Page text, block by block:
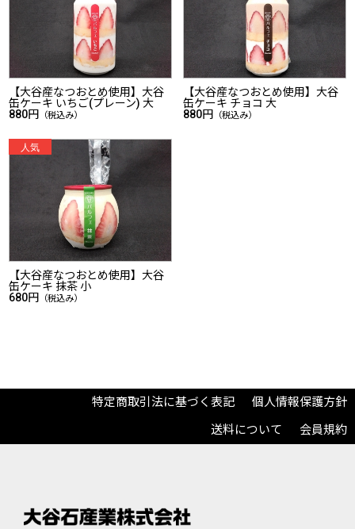
【大谷産なつおとめ使用】大谷
缶ケーキ いちご(プレーン) 大
880円 （税込み）
【大谷産なつおとめ使用】大谷
缶ケーキ チョコ 大
880円 （税込み）
【大谷産なつおとめ使用】大谷
缶ケーキ 抹茶 小
680円
（税込み）
特定商取引法に基づく表記
個人情報保護方針
送料について
会員規約